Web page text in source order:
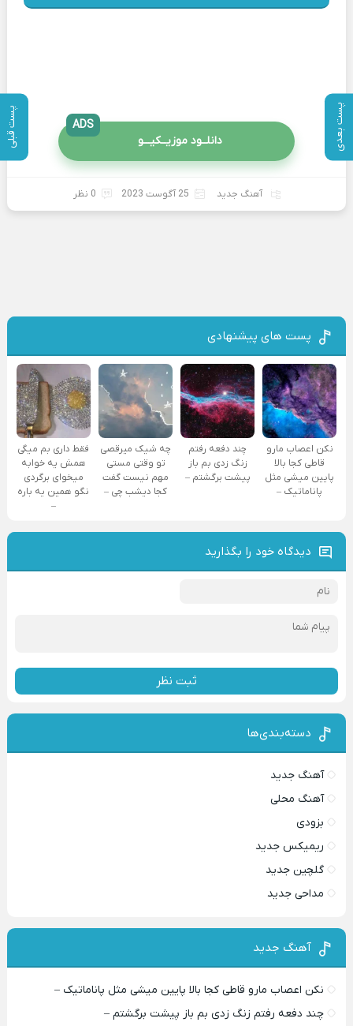
پست بعدی پست قبلی دانلــود موزیــکیـــو
ADS
آهنگ جدید 25 آگوست 2023 0 نظر
پست های پیشنهادی
نکن اعصاب مارو
قاطی کجا بالا
پایین میشی مثل
پاناماتیک –
چند دفعه رفتم
زنگ زدی بم باز
پیشت برگشتم –
چه شیک میرقصی
تو وقتی مستی
مهم نیست گفت
کجا دیشب چی –
فقط داری بم میگی
همش یه خوابه
میخوای برگردی
نگو همین یه باره
–
دیدگاه خود را بگذارید
ثبت نظر
دسته‌بندی‌ها
آهنگ جدید
آهنگ محلی
بزودی
ریمیکس جدید
گلچین جدید
مداحی جدید
آهنگ جدید
نکن اعصاب مارو قاطی کجا بالا پایین میشی مثل پاناماتیک –
چند دفعه رفتم زنگ زدی بم باز پیشت برگشتم –